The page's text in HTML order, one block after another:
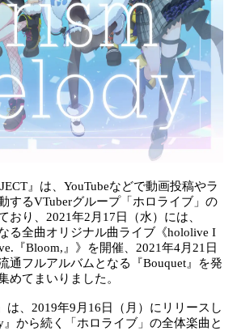
』は、YouTubeなどで動画投稿やラ
するVTuberグループ「ホロライブ」の
おり、2021年2月17日（水）には、
る全曲オリジナル曲ライブ《hololive I
『Bloom,』》を開催、2021年4月21日
通フルアルバムとなる『Bouquet』を発
めてまいりました。
は、2019年9月16日（月）にリリースし
』から続く「ホロライブ」の全体楽曲と